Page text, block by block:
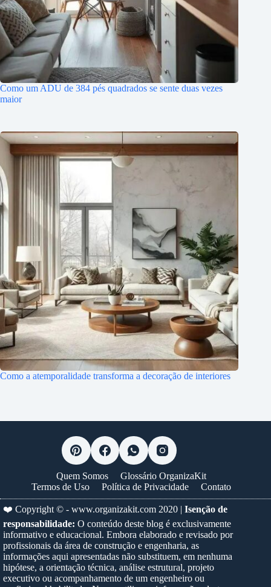
Como um ADU de 384 pés quadrados se sente duas vezes
maior
Como a atemporalidade transforma a decoração de interiores
Quem Somos
Glossário OrganizaKit
Termos de Uso
Política de Privacidade Contato
❤️ Copyright © - www.organizakit.com 2020 | Isenção de
responsabilidade: O conteúdo deste blog é exclusivamente
informativo e educacional. Embora elaborado e revisado por
profissionais da área de construção e engenharia, as
informações aqui apresentadas não substituem, em nenhuma
hipótese, a orientação técnica, análise estrutural, projeto
executivo ou acompanhamento de um engenheiro ou